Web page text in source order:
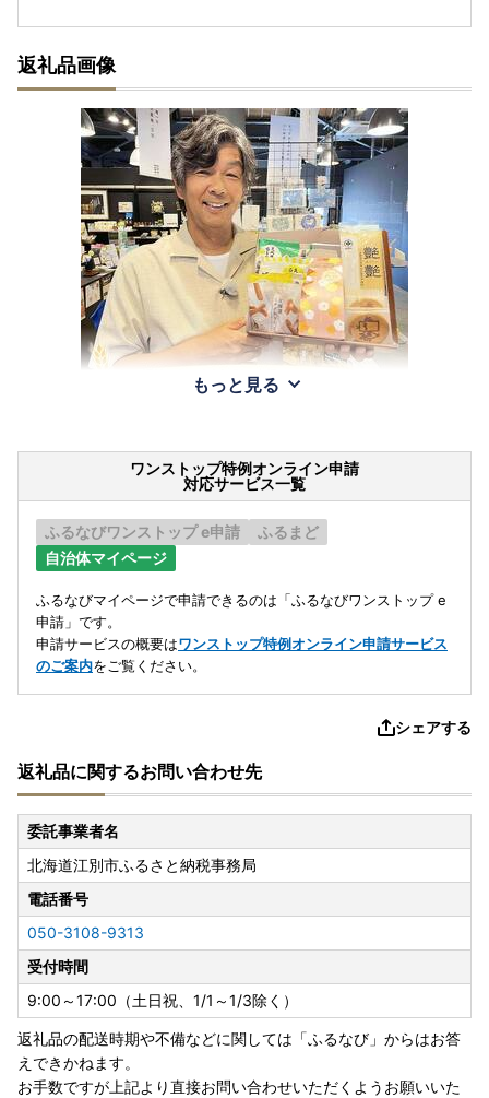
返礼品画像
もっと見る
ワンストップ特例オンライン申請
対応サービス一覧
ふるなびワンストップ e申請
ふるまど
自治体マイページ
ふるなびマイページで申請できるのは「ふるなびワンストップ e
申請」です。
申請サービスの概要はワンストップ特例オンライン申請サービス
のご案内をご覧ください。
シェアする
返礼品に関するお問い合わせ先
委託事業者名
北海道江別市ふるさと納税事務局
電話番号
050-3108-9313
受付時間
9:00～17:00（土日祝、1/1～1/3除く）
返礼品の配送時期や不備などに関しては「ふるなび」からはお答
えできかねます。
お手数ですが上記より直接お問い合わせいただくようお願いいた